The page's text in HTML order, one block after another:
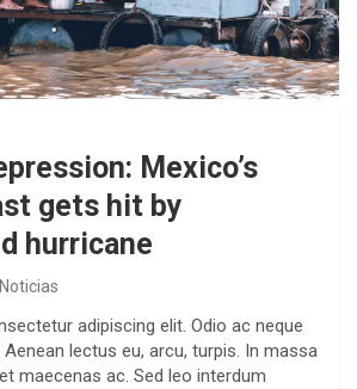
Mexico’s
gets hit by
hurricane
adipiscing elit. Odio ac neque
lectus eu, arcu, turpis. In massa
maecenas ac. Sed leo interdum